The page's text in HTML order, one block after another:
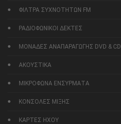
ΦΙΛΤΡΑ ΣΥΧΝΟΤΗΤΩΝ FM
ΡΑΔΙΟΦΩΝΙΚΟΙ ΔΕΚΤΕΣ
ΜΟΝΑΔΕΣ ΑΝΑΠΑΡΑΓΩΓΗΣ DVD & CD
ΑΚΟΥΣΤΙΚΑ
ΜΙΚΡΟΦΩΝΑ ΕΝΣΥΡΜΑΤΑ
ΚΟΝΣΟΛΕΣ ΜΙΞΗΣ
ΚΑΡΤΕΣ ΗΧΟΥ